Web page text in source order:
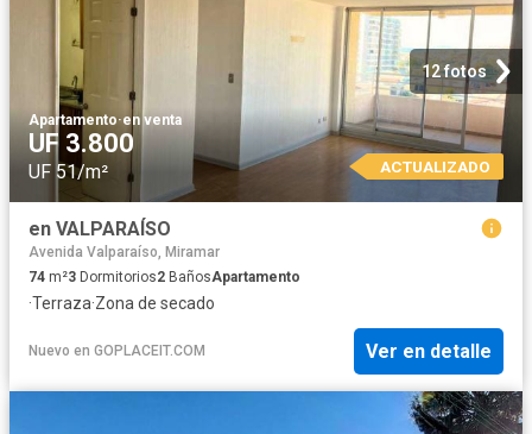
12 fotos
Apartamento·en venta
UF 3.800
UF 51/m² ACTUALIZADO
en VALPARAÍSO
Avenida Valparaíso, Miramar
74 m²3 Dormitorios2 BañosApartamento
·Terraza·Zona de secado
Nuevo en GOPLACEIT.COM Ver en detalle